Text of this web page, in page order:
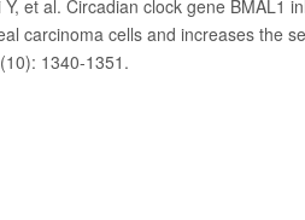
et al. Circadian clock gene BMAL1
carcinoma cells and increases the
1340-1351.